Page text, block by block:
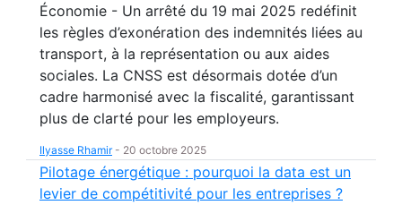
Économie - Un arrêté du 19 mai 2025 redéfinit
les règles d’exonération des indemnités liées au
transport, à la représentation ou aux aides
sociales. La CNSS est désormais dotée d’un
cadre harmonisé avec la fiscalité, garantissant
plus de clarté pour les employeurs.
Ilyasse Rhamir- 20 octobre 2025
Pilotage énergétique : pourquoi la data est un
levier de compétitivité pour les entreprises ?